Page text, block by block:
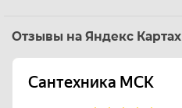
Отзывы на Яндекс Картах